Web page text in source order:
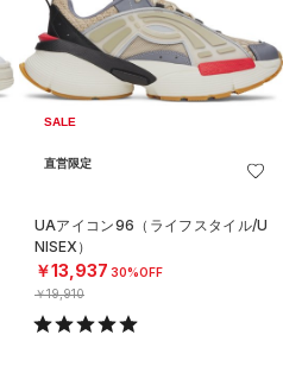
SALE
直営限定
UAアイコン96（ライフスタイル/U
NISEX）
￥13,937 30%OFF
￥19,910